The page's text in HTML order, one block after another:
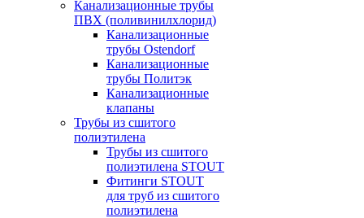
Канализационные трубы
ПВХ (поливинилхлорид)
Канализационные
трубы Ostendorf
Канализационные
трубы Политэк
Канализационные
клапаны
Трубы из сшитого
полиэтилена
Трубы из сшитого
полиэтилена STOUT
Фитинги STOUT
для труб из сшитого
полиэтилена